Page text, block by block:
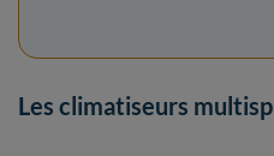
Les climatiseurs